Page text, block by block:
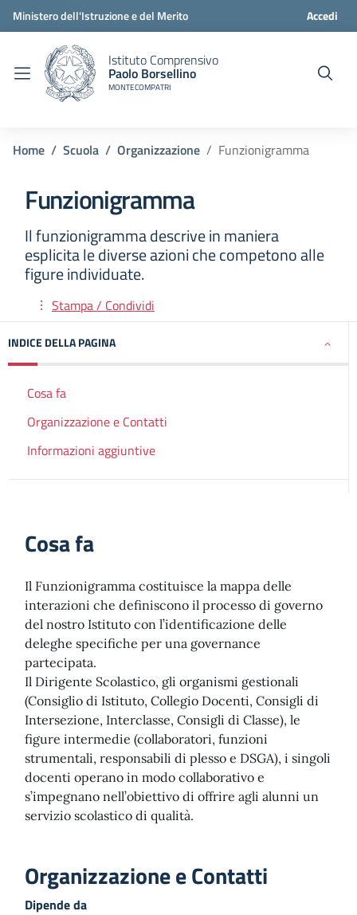
Ministero dell'Istruzione e del Merito Accedi
Istituto Comprensivo
Paolo Borsellino
MONTECOMPATRI
Home Scuola Organizzazione Funzionigramma
Funzionigramma
Il funzionigramma descrive in maniera
esplicita le diverse azioni che competono alle
figure individuate.
Stampa / Condividi
INDICE DELLA PAGINA
Cosa fa
Organizzazione e Contatti
Informazioni aggiuntive
Cosa fa
Il Funzionigramma costituisce la mappa delle
interazioni che definiscono il processo di governo
del nostro Istituto con l’identificazione delle
deleghe specifiche per una governance
partecipata.
Il Dirigente Scolastico, gli organismi gestionali
(Consiglio di Istituto, Collegio Docenti, Consigli di
Intersezione, Interclasse, Consigli di Classe), le
figure intermedie (collaboratori, funzioni
strumentali, responsabili di plesso e DSGA), i singoli
docenti operano in modo collaborativo e
s’impegnano nell’obiettivo di offrire agli alunni un
servizio scolastico di qualità.
Organizzazione e Contatti
Dipende da